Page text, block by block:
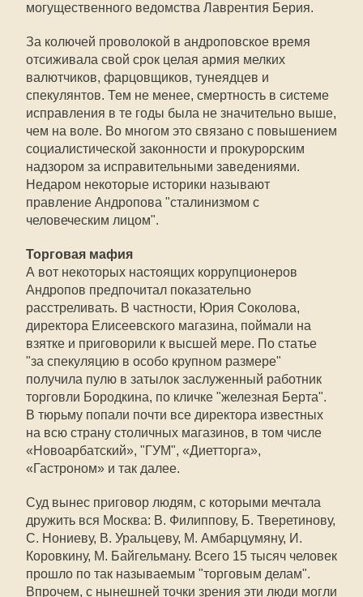
могущественного ведомства Лаврентия Берия.
За колючей проволокой в андроповское время
отсиживала свой срок целая армия мелких
валютчиков, фарцовщиков, тунеядцев и
спекулянтов. Тем не менее, смертность в системе
исправления в те годы была не значительно выше,
чем на воле. Во многом это связано с повышением
социалистической законности и прокурорским
надзором за исправительными заведениями.
Недаром некоторые историки называют
правление Андропова "сталинизмом с
человеческим лицом".
Торговая мафия
А вот некоторых настоящих коррупционеров
Андропов предпочитал показательно
расстреливать. В частности, Юрия Соколова,
директора Елисеевского магазина, поймали на
взятке и приговорили к высшей мере. По статье
"за спекуляцию в особо крупном размере"
получила пулю в затылок заслуженный работник
торговли Бородкина, по кличке "железная Берта".
В тюрьму попали почти все директора известных
на всю страну столичных магазинов, в том числе
«Новоарбатский», "ГУМ", «Диетторга»,
«Гастроном» и так далее.
Суд вынес приговор людям, с которыми мечтала
дружить вся Москва: В. Филиппову, Б. Тверетинову,
С. Нониеву, В. Уральцеву, М. Амбарцумяну, И.
Коровкину, М. Байгельману. Всего 15 тысяч человек
прошло по так называемым "торговым делам".
Впрочем, с нынешней точки зрения эти люди могли